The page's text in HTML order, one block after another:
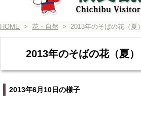
HOME > 花・自然 > 2013年のそばの花（夏）
2013年のそばの花（夏）
2013年6月10日の様子